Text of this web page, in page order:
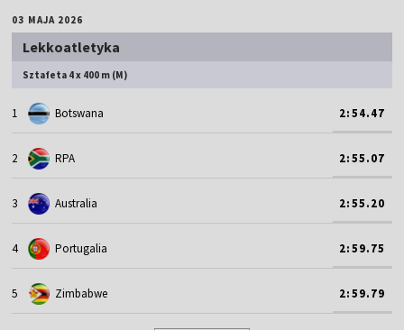
03 MAJA 2026
Lekkoatletyka
Sztafeta 4 x 400 m (M)
1 Botswana 2:54.47
2 RPA 2:55.07
3 Australia 2:55.20
4 Portugalia 2:59.75
5 Zimbabwe 2:59.79